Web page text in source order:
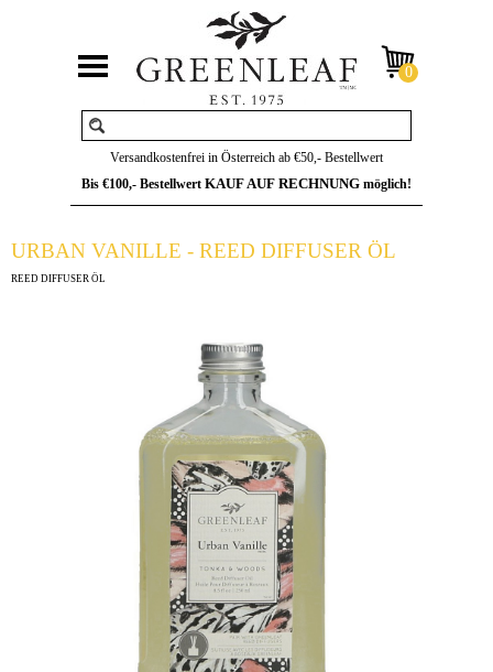
Versandkostenfrei in Österreich ab €50,- Bestellwert
Bis €100,- Bestellwert KAUF AUF RECHNUNG möglich!
URBAN VANILLE - REED DIFFUSER ÖL
REED DIFFUSER ÖL